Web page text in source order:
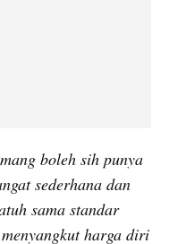
boleh sih punya
sederhana dan
sama standar
harga diri